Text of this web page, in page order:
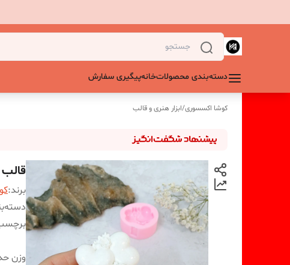
دسته‌بندی محصولاتخانهپیگیری سفارش
کوشا اکسسوری/ابزار هنری و قالب
قالب
برند:
وزن